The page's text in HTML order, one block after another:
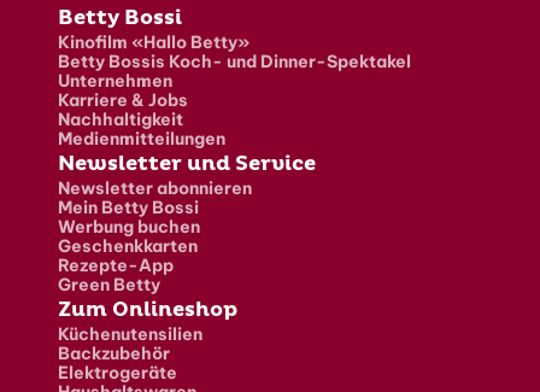
Fusszeile
Betty Bossi
Kinofilm «Hallo Betty»
Betty Bossis Koch- und Dinner-Spektakel
Unternehmen
Karriere & Jobs
Nachhaltigkeit
Medienmitteilungen
Newsletter und Service
Newsletter abonnieren
Mein Betty Bossi
Werbung buchen
Geschenkkarten
Rezepte-App
Green Betty
Zum Onlineshop
Küchenutensilien
Backzubehör
Elektrogeräte